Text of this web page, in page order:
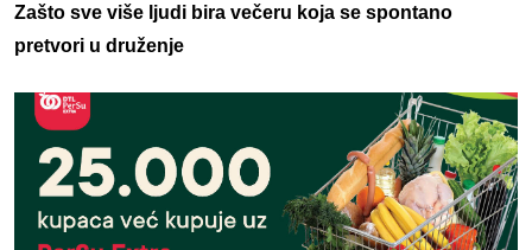
Zašto sve više ljudi bira večeru koja se spontano
pretvori u druženje